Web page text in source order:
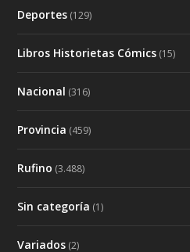
Deportes (129)
Libros Historietas Cómics (15)
Nacional (316)
Provincia (459)
Rufino (3.488)
Sin categoría (1)
Variados (2)